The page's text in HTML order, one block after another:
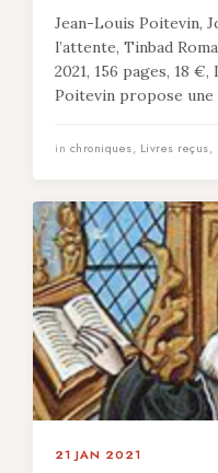
Jean-Louis Poitevin,
l’attente, Tinbad
2021, 156 pages, 18
Poitevin propose une
in chroniques, Livres reçus,
21 JAN 2021